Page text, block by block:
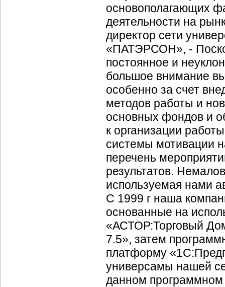
основополагающих
деятельности на
директор сети
«ПАТЭРСОН», -
постоянное и
большое внимание
особенно за счет
методов работы и
основных фондов и
к организации
системы мотивации
перечень
результатов.
используемая нами
С 1999 г наша
основанные на
«АСТОР:Торговый
7.5», затем
платформу
универсамы нашей
данном программном